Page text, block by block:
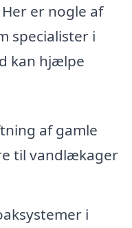
er nogle af
specialister i
kan hjælpe
af gamle
til vandlækager
i